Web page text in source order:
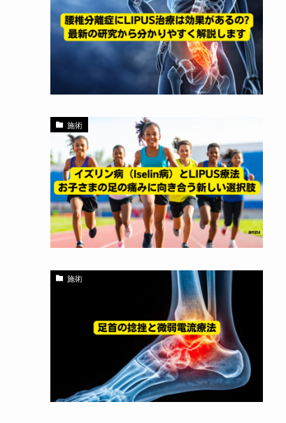
施術
施術